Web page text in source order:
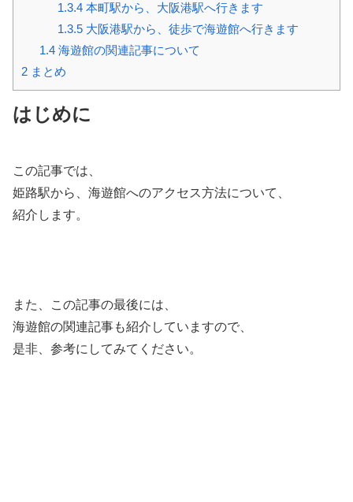
1.3.4本町駅から、大阪港駅へ行きます
1.3.5大阪港駅から、徒歩で海遊館へ行きます
1.4海遊館の関連記事について
2 まとめ
はじめに
この記事では、
姫路駅から、海遊館へのアクセス方法について、
紹介します。
また、この記事の最後には、
海遊館の関連記事も紹介していますので、
是非、参考にしてみてください。